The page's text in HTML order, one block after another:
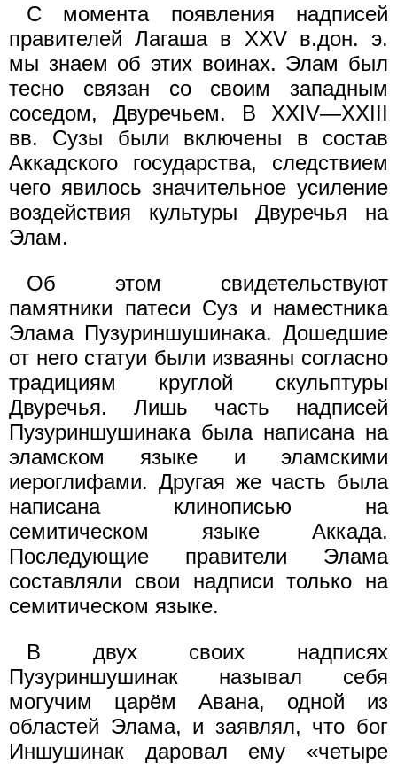
С момента появления надписей
правителей Лагаша в XXV в.дон. э.
мы знаем об этих воинах. Элам был
тесно связан со своим западным
соседом, Двуречьем. В XXIV—XXIII
вв. Сузы были включены в состав
Аккадского государства, следствием
чего явилось значительное усиление
воздействия культуры Двуречья на
Элам.
Об этом свидетельствуют
памятники патеси Суз и наместника
Элама Пузуриншушинака. Дошедшие
от него статуи были изваяны согласно
традициям круглой скульптуры
Двуречья. Лишь часть надписей
Пузуриншушинака была написана на
эламском языке и эламскими
иероглифами. Другая же часть была
написана клинописью на
семитическом языке Аккада.
Последующие правители Элама
составляли свои надписи только на
семитическом языке.
В двух своих надписях
Пузуриншушинак называл себя
могучим царём Авана, одной из
областей Элама, и заявлял, что бог
Иншушинак даровал ему «четыре